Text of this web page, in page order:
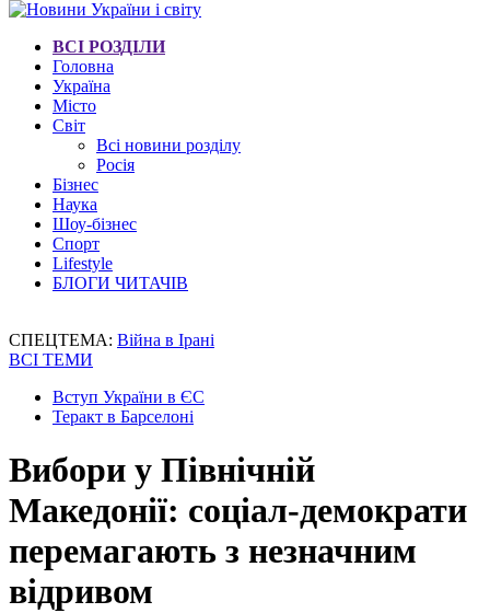
ВСІ РОЗДІЛИ
Головна
Україна
Місто
Світ
Всі новини розділу
Росія
Бізнес
Наука
Шоу-бізнес
Спорт
Lifestyle
БЛОГИ ЧИТАЧІВ
СПЕЦТЕМА: Війна в Ірані
ВСІ ТЕМИ
Вступ України в ЄС
Теракт в Барселоні
Вибори у Північній
Македонії: соціал-демократи
перемагають з незначним
відривом